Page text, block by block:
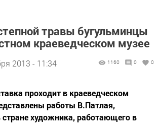
травы бугульминцы
краеведческом музее
2013 - 11:34 1160 0 0
проходит в краеведческом
работы В.Патлая,
стране художника, работающего в